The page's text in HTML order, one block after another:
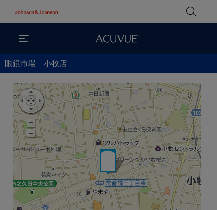
眼鏡市場 小牧店